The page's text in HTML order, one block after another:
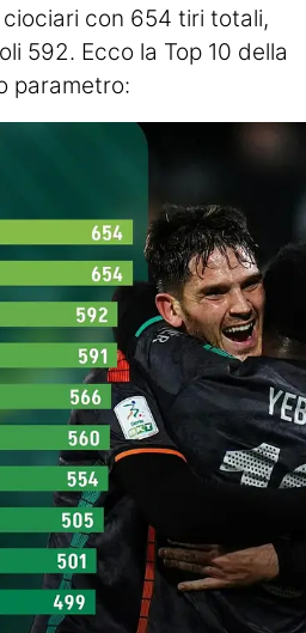
con 654 tiri totali,
592. Ecco la Top 10 della
parametro: